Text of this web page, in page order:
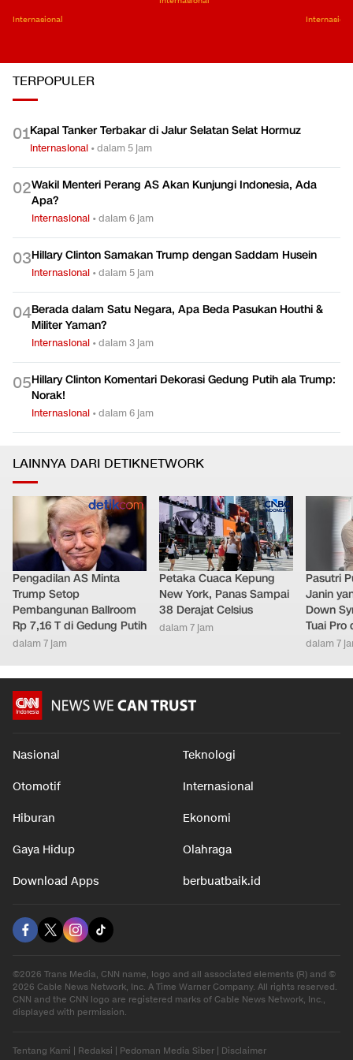
Internasional
TERPOPULER
01Kapal Tanker Terbakar di Jalur Selatan Selat Hormuz
Internasional •dalam 5 jam
02Wakil Menteri Perang AS Akan Kunjungi Indonesia, Ada
Apa?
Internasional •dalam 6 jam
03Hillary Clinton Samakan Trump dengan Saddam Husein
Internasional •dalam 5 jam
04Berada dalam Satu Negara, Apa Beda Pasukan Houthi &
Militer Yaman?
Internasional •dalam 3 jam
05Hillary Clinton Komentari Dekorasi Gedung Putih ala Trump:
Norak!
Internasional •dalam 6 jam
LAINNYA DARI DETIKNETWORK
Pengadilan AS Minta
Trump Setop
Pembangunan Ballroom
Rp 7,16 T di Gedung Putih
dalam 7 jam
Petaka Cuaca Kepung
New York, Panas Sampai
38 Derajat Celsius
dalam 7 jam
Pasutri
Janin
Down
Tuai Pro
dalam 7
Nasional Teknologi
Otomotif Internasional
Hiburan Ekonomi
Gaya Hidup Olahraga
Download Apps berbuatbaik.id
©2026 Trans Media, CNN name, logo and all associated elements (R) and ©
2026 Cable News Network, Inc. A Time Warner Company. All rights reserved.
CNN and the CNN logo are registered marks of Cable News Network, Inc.,
displayed with permission.
Tentang Kami Redaksi Pedoman Media Siber Disclaimer